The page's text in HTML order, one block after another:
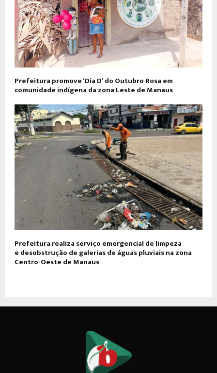
Prefeitura promove ‘Dia D’ do Outubro Rosa em
comunidade indígena da zona Leste de Manaus
Prefeitura realiza serviço emergencial de limpeza
e desobstrução de galerias de águas pluviais na zona
Centro-Oeste de Manaus